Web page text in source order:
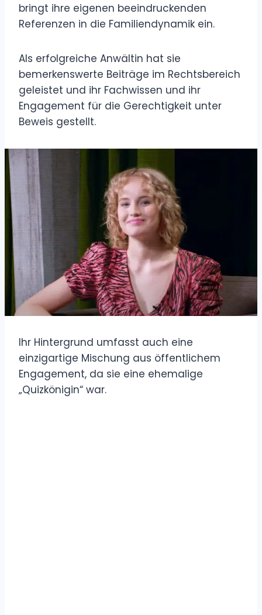
bringt ihre eigenen beeindruckenden
Referenzen in die Familiendynamik ein.
Als erfolgreiche Anwältin hat sie
bemerkenswerte Beiträge im Rechtsbereich
geleistet und ihr Fachwissen und ihr
Engagement für die Gerechtigkeit unter
Beweis gestellt.
Ihr Hintergrund umfasst auch eine
einzigartige Mischung aus öffentlichem
Engagement, da sie eine ehemalige
„Quizkönigin“ war.